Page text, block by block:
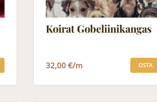
Koirat Gobeliinikangas
32,00 €/m OSTA